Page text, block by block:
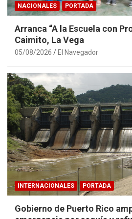
NACIONALES PORTADA
Arranca “A la Escuela con
Caimito, La Vega
05/08/2026 El Navegador
INTERNACIONALES PORTADA
Gobierno de Puerto Rico